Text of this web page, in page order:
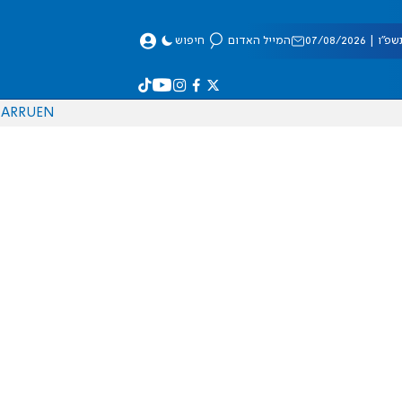
08/2026 המייל האדום חיפוש
EN
RU
AR